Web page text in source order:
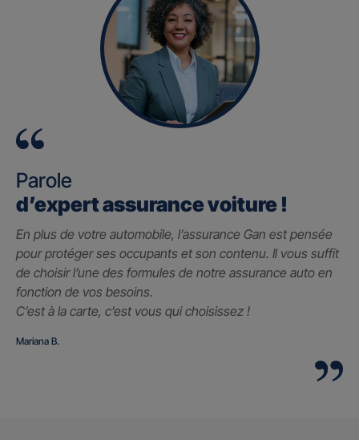
Parole
d’expert assurance voiture !
En plus de votre automobile, l’assurance Gan est pensée
pour protéger ses occupants et son contenu. Il vous suffit
de choisir l’une des formules de notre assurance auto en
fonction de vos besoins.
C’est à la carte, c’est vous qui choisissez !
Mariana B.